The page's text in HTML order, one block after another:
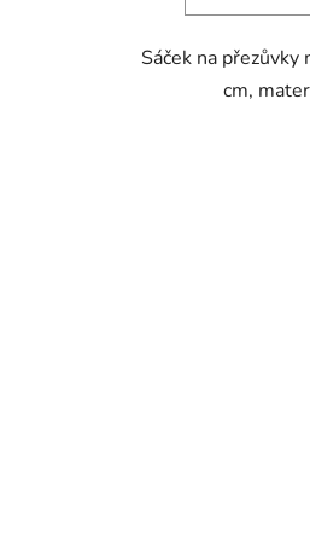
Sáček na přezůvky
cm,